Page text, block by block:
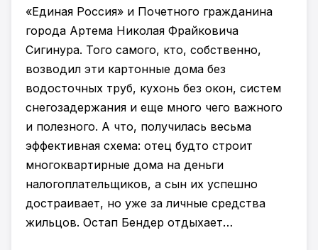
«Единая Россия» и Почетного гражданина
города Артема Николая Фрайковича
Сигинура. Того самого, кто, собственно,
возводил эти картонные дома без
водосточных труб, кухонь без окон, систем
снегозадержания и еще много чего важного
и полезного. А что, получилась весьма
эффективная схема: отец будто строит
многоквартирные дома на деньги
налогоплательщиков, а сын их успешно
достраивает, но уже за личные средства
жильцов. Остап Бендер отдыхает…